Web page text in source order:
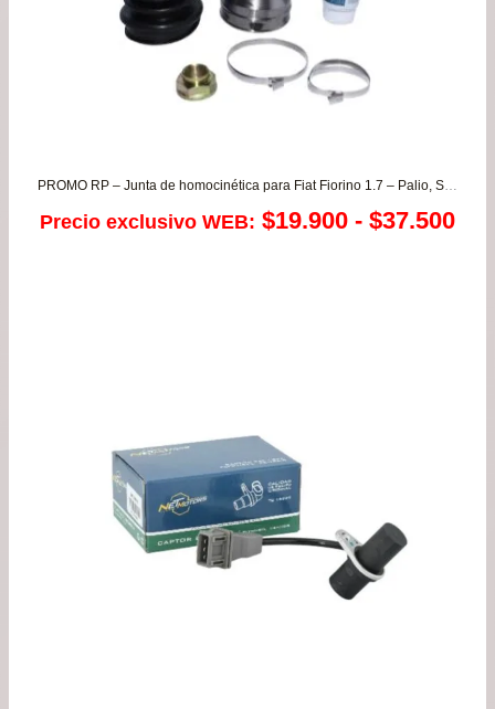
PROMO RP – Junta de homocinética para Fiat Fiorino 1.7 – Palio, Siena, Strada 1.3/1.4/1.6/1.8 Weekend Adventure y Working
Precio exclusivo WEB: $19.900 - $37.500